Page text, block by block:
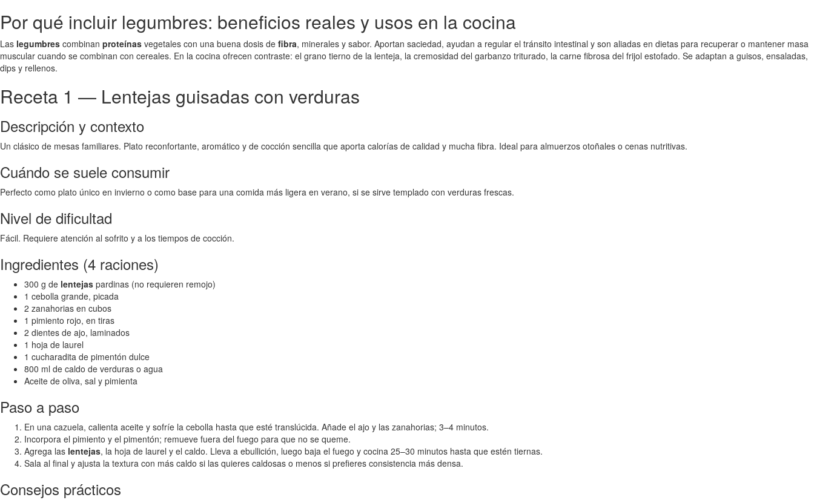
Por qué incluir legumbres: beneficios reales y usos en la cocina
Las legumbres combinan proteínas vegetales con una buena dosis de fibra, minerales y sabor. Aportan saciedad, ayudan a regular el tránsito intestinal y son aliadas en dietas para recuperar o mantener masa
muscular cuando se combinan con cereales. En la cocina ofrecen contraste: el grano tierno de la lenteja, la cremosidad del garbanzo triturado, la carne fibrosa del frijol estofado. Se adaptan a guisos, ensaladas,
dips y rellenos.
Receta 1 — Lentejas guisadas con verduras
Descripción y contexto
Un clásico de mesas familiares. Plato reconfortante, aromático y de cocción sencilla que aporta calorías de calidad y mucha fibra. Ideal para almuerzos otoñales o cenas nutritivas.
Cuándo se suele consumir
Perfecto como plato único en invierno o como base para una comida más ligera en verano, si se sirve templado con verduras frescas.
Nivel de dificultad
Fácil. Requiere atención al sofrito y a los tiempos de cocción.
Ingredientes (4 raciones)
300 g de lentejas pardinas (no requieren remojo)
1 cebolla grande, picada
2 zanahorias en cubos
1 pimiento rojo, en tiras
2 dientes de ajo, laminados
1 hoja de laurel
1 cucharadita de pimentón dulce
800 ml de caldo de verduras o agua
Aceite de oliva, sal y pimienta
Paso a paso
En una cazuela, calienta aceite y sofríe la cebolla hasta que esté translúcida. Añade el ajo y las zanahorias; 3–4 minutos.
Incorpora el pimiento y el pimentón; remueve fuera del fuego para que no se queme.
Agrega las lentejas, la hoja de laurel y el caldo. Lleva a ebullición, luego baja el fuego y cocina 25–30 minutos hasta que estén tiernas.
Sala al final y ajusta la textura con más caldo si las quieres caldosas o menos si prefieres consistencia más densa.
Consejos prácticos